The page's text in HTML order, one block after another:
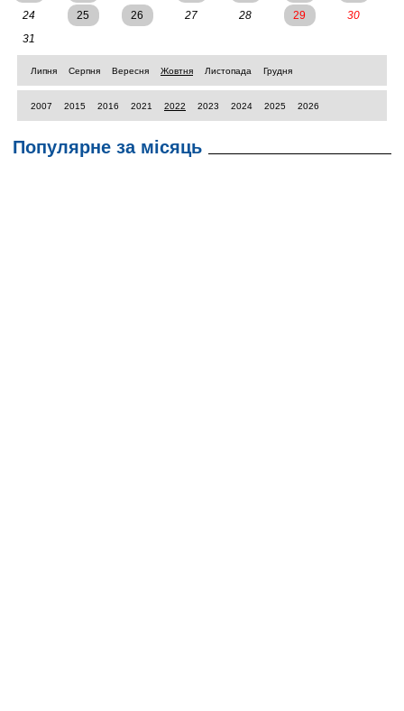
24
25 26 27 28 29
30
31
Липня Серпня Вересня Жовтня Листопада Грудня
2007 2015 2016 2021 2022 2023 2024 2025 2026
Популярне за місяць